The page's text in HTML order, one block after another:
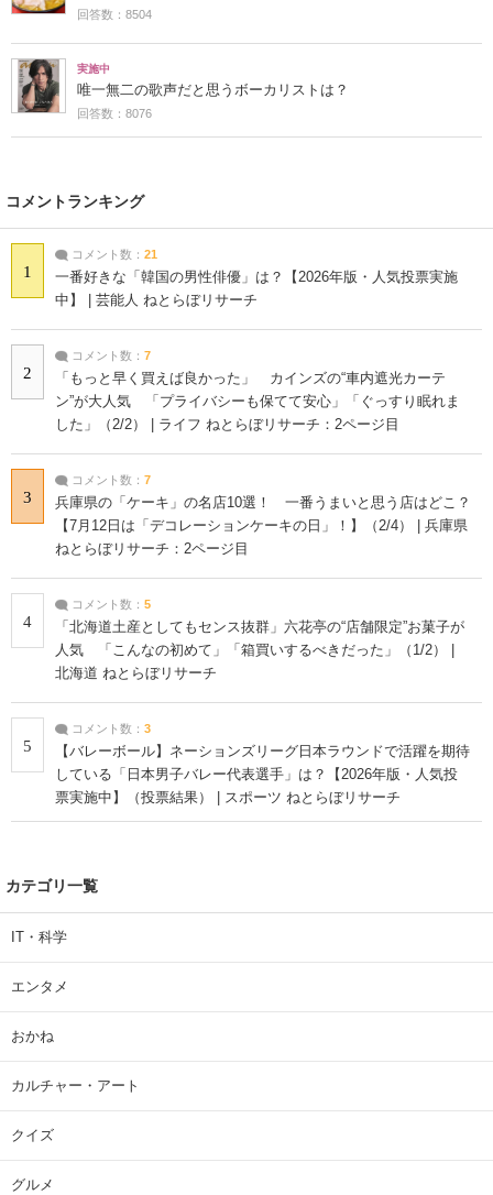
回答数：8504
実施中
唯一無二の歌声だと思うボーカリストは？
回答数：8076
コメントランキング
1
コメント数： 21
一番好きな「韓国の男性俳優」は？【2026年版・人気投票実施
中】 | 芸能人 ねとらぼリサーチ
2
コメント数： 7
「もっと早く買えば良かった」 カインズの“車内遮光カーテ
ン”が大人気 「プライバシーも保てて安心」「ぐっすり眠れま
した」（2/2） | ライフ ねとらぼリサーチ：2ページ目
3
コメント数： 7
兵庫県の「ケーキ」の名店10選！ 一番うまいと思う店はどこ？
【7月12日は「デコレーションケーキの日」！】（2/4） | 兵庫県
ねとらぼリサーチ：2ページ目
4
コメント数： 5
「北海道土産としてもセンス抜群」六花亭の“店舗限定”お菓子が
人気 「こんなの初めて」「箱買いするべきだった」（1/2） |
北海道 ねとらぼリサーチ
5
コメント数： 3
【バレーボール】ネーションズリーグ日本ラウンドで活躍を期待
している「日本男子バレー代表選手」は？【2026年版・人気投
票実施中】（投票結果） | スポーツ ねとらぼリサーチ
カテゴリ一覧
IT・科学
エンタメ
おかね
カルチャー・アート
クイズ
グルメ